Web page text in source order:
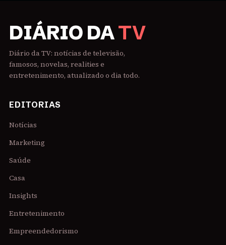
DIÁRIO DATV
Diário da TV: notícias de televisão,
famosos, novelas, realities e
entretenimento, atualizado o dia todo.
EDITORIAS
Notícias
Marketing
Saúde
Casa
Insights
Entretenimento
Empreendedorismo